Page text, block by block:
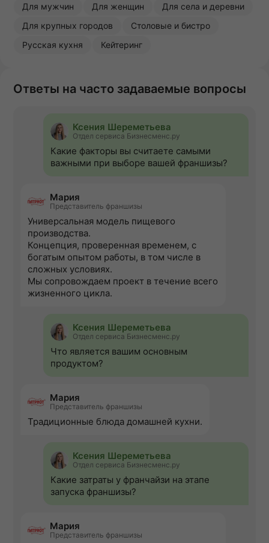
Для мужчин
Для женщин
Для села и деревни
Для крупных городов
Столовые и бистро
Русская кухня
Кейтеринг
Ответы на часто задаваемые вопросы
Ксения Шереметьева
Отдел сервиса Бизнесменс.ру
Какие факторы вы считаете самыми
важными при выборе вашей франшизы?
Мария
Представитель франшизы
Универсальная модель пищевого
производства.
Концепция, проверенная временем, с
богатым опытом работы, в том числе в
сложных условиях.
Мы сопровождаем проект в течение всего
жизненного цикла.
Ксения Шереметьева
Отдел сервиса Бизнесменс.ру
Что является вашим основным
продуктом?
Мария
Представитель франшизы
Традиционные блюда домашней кухни.
Ксения Шереметьева
Отдел сервиса Бизнесменс.ру
Какие затраты у франчайзи на этапе
запуска франшизы?
Мария
Представитель франшизы